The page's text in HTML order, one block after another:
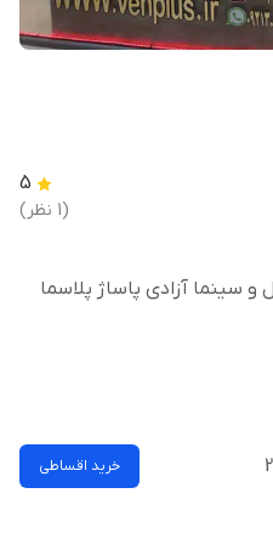
5
(1 نظر)
سینما آزادی پاساژ پلاسما
خرید اقساطی